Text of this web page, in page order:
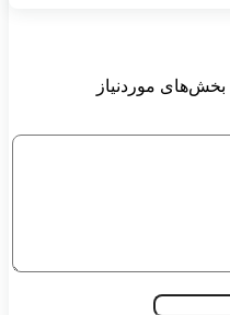
بخش‌های موردنیاز